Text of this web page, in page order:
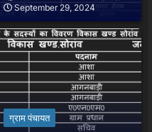
September 29, 2024
ग्राम पंचायत